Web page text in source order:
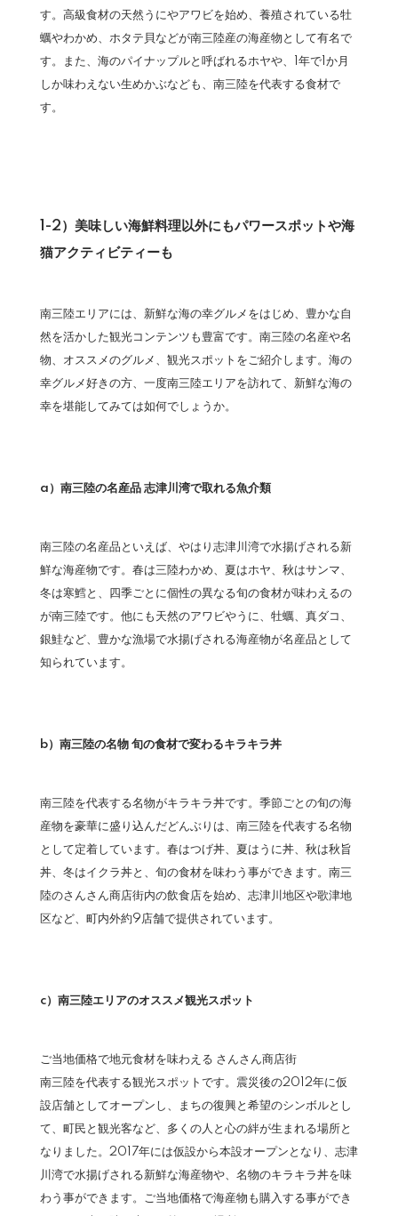
す。高級食材の天然うにやアワビを始め、養殖されている牡
蠣やわかめ、ホタテ貝などが南三陸産の海産物として有名で
す。また、海のパイナップルと呼ばれるホヤや、1年で1か月
しか味わえない生めかぶなども、南三陸を代表する食材で
す。
1-2）美味しい海鮮料理以外にもパワースポットや海
猫アクティビティーも
南三陸エリアには、新鮮な海の幸グルメをはじめ、豊かな自
然を活かした観光コンテンツも豊富です。南三陸の名産や名
物、オススメのグルメ、観光スポットをご紹介します。海の
幸グルメ好きの方、一度南三陸エリアを訪れて、新鮮な海の
幸を堪能してみては如何でしょうか。
a）南三陸の名産品 志津川湾で取れる魚介類
南三陸の名産品といえば、やはり志津川湾で水揚げされる新
鮮な海産物です。春は三陸わかめ、夏はホヤ、秋はサンマ、
冬は寒鱈と、四季ごとに個性の異なる旬の食材が味わえるの
が南三陸です。他にも天然のアワビやうに、牡蠣、真ダコ、
銀鮭など、豊かな漁場で水揚げされる海産物が名産品として
知られています。
b）南三陸の名物 旬の食材で変わるキラキラ丼
南三陸を代表する名物がキラキラ丼です。季節ごとの旬の海
産物を豪華に盛り込んだどんぶりは、南三陸を代表する名物
として定着しています。春はつげ丼、夏はうに丼、秋は秋旨
丼、冬はイクラ丼と、旬の食材を味わう事ができます。南三
陸のさんさん商店街内の飲食店を始め、志津川地区や歌津地
区など、町内外約9店舗で提供されています。
c）南三陸エリアのオススメ観光スポット
ご当地価格で地元食材を味わえる さんさん商店街
南三陸を代表する観光スポットです。震災後の2012年に仮
設店舗としてオープンし、まちの復興と希望のシンボルとし
て、町民と観光客など、多くの人と心の絆が生まれる場所と
なりました。2017年には仮設から本設オープンとなり、志津
川湾で水揚げされる新鮮な海産物や、名物のキラキラ丼を味
わう事ができます。ご当地価格で海産物も購入する事ができ